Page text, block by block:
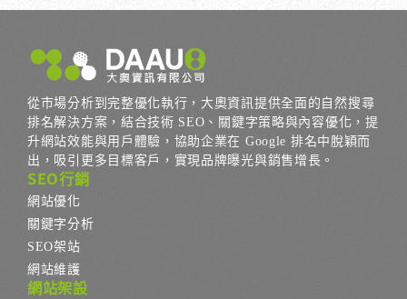
從市場分析到完整優化執行，大奧資訊提供全面的自然搜尋
排名解決方案，結合技術 SEO、關鍵字策略與內容優化，提
升網站效能與用戶體驗，協助企業在 Google 排名中脫穎而
出，吸引更多目標客戶，實現品牌曝光與銷售增長。
SEO行銷
網站優化
關鍵字分析
SEO架站
網站維護
網站架設